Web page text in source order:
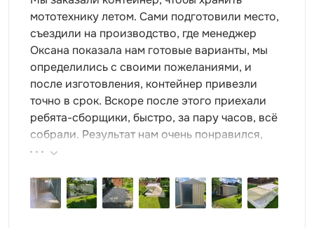
мототехнику летом. Сами подготовили место,
съездили на производство, где менеджер
Оксана показала нам готовые варианты, мы
определились с своими пожеланиями, и
после изготовления, контейнер привезли
точно в срок. Вскоре после этого приехали
ребята-сборщики, быстро, за пару часов, всё
собрали. Результат нам очень понравился,
поэтому всем советуем эту фирму.